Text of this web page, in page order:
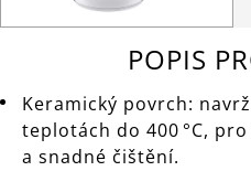
POPIS
Keramický povrch:
teplotách do 400 °C,
a snadné čištění.